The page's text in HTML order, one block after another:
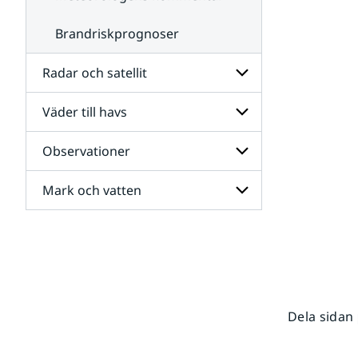
Brandriskprognoser
Radar och satellit
Undersidor
för
Radar
och
satellit
Väder till havs
Undersidor
för
Väder
till
havs
Observationer
Undersidor
för
Mark och vatten
Dela sidan